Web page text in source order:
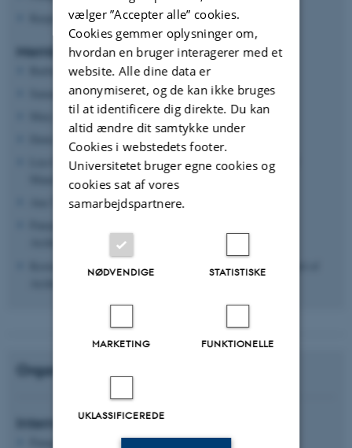
Kasper Lægring, Aarhus University
Members
Barbara Arciszewska, University of Warsaw
Samantha Martin, University College Dublin
Mary McLeod, Columbia University
Denis Ribouillault, Université de Montréal
Léa-Catherine Szacka, EAHN Vice President, University of
Manchester
Ana Tostões, Instituto Superior Técnico
Kostas Tsiambaos, Chair EAHN Athens 2024, NTUA School of
Organizing Committee
Internal Members
Panagiotis Farantatos, Aarhus University
vælger ”Accepter alle” cookies.
Cookies gemmer oplysninger om,
hvordan en bruger interagerer med et
website. Alle dine data er
anonymiseret, og de kan ikke bruges
til at identificere dig direkte. Du kan
altid ændre dit samtykke under
Cookies i webstedets footer.
Universitetet bruger egne cookies og
cookies sat af vores
samarbejdspartnere.
NØDVENDIGE STATISTISKE
MARKETING FUNKTIONELLE
UKLASSIFICEREDE